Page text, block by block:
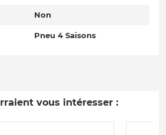
Non
Pneu 4 Saisons
vous intéresser :